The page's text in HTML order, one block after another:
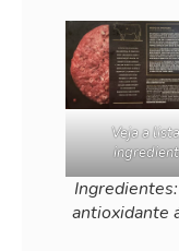
Veja a
antioxidante